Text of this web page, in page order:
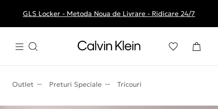
Livrare gratuita la comenzile de peste 250 RON
GLS Locker - Metoda Noua de Livrare - Ridicare 24/7
Outlet Preturi Speciale Tricouri